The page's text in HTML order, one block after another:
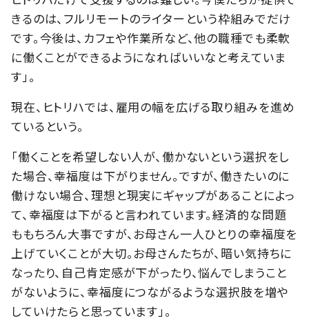
きるのは、フルリモートのライターという枠組みでだけ
です。今後は、カフェや作業所など、他の職種でも柔軟
に働くことができるようになればいいなと考えていま
す」。
現在、ヒトリハでは、雇用の幅を広げる取り組みを進め
ているという。
「働くことを希望しない人が、働かないという選択をし
た場合、幸福度は下がりません。ですが、働きたいのに
働けない場合、理想と現実にギャップがあることによっ
て、幸福度は下がると言われています。経済的な問題
ももちろん大事ですが、お母さん一人ひとりの幸福度を
上げていくことが大切。お母さんたちが、暗い気持ちに
なったり、自己肯定感が下がったり、悩んでしまうこと
がないように、幸福度につながるような選択肢を増や
していけたらと思っています」。